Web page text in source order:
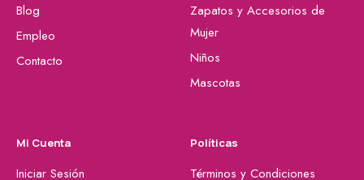
Blog
Empleo
Contacto
Zapatos y Accesorios de
Mujer
Niños
Mascotas
Mi Cuenta
Iniciar Sesión
Políticas
Términos y Condiciones